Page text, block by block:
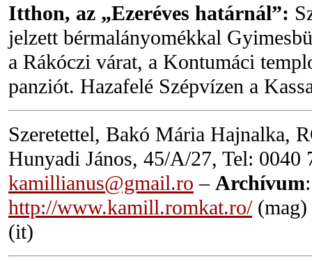
Itthon, az „Ezeréves határnál”:
jelzett bérmalányomékkal
a Rákóczi várat, a Kontumáci
panziót. Hazafelé Szépvízen a
Szeretettel, Bakó Mária Hajnalka,
Hunyadi János, 45/A/27, Tel:
kamillianus@gmail.ro – Archívum:
http://www.kamill.romkat.ro/(mag)
(it)